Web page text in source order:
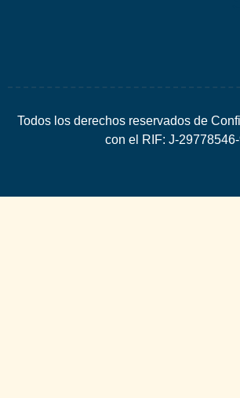
Todos los derechos reservados de
con el RIF: J-